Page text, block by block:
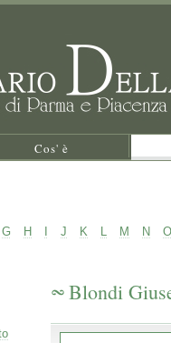
Cos' è
G H J K L M N O
Blondi